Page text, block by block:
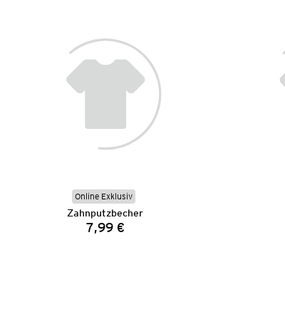
Online Exklusiv
Zahnputzbecher
Preis:
7,99 €